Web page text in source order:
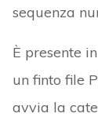
sequenza
È presente
un finto file
avvia la